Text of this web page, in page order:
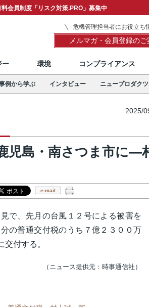
会員制度「リスク対策.PRO」募集中
危機管理担当者にお役立ち
メルマガ・会員登録のご
ー 環境 コンプライアンス
例から学ぶ インタビュー ニュープロダクツ
2025/
児島・南さつま市に―
e-mail
で、先月の台風１２号による被害を
の普通交付税のうち７億２３００万
交付する。
（ニュース提供元：時事通信社）